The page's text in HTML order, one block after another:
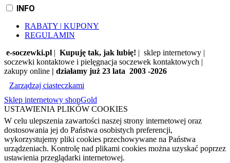
INFO
RABATY | KUPONY
REGULAMIN
e-soczewki.pl | Kupuję tak, jak lubię! | sklep internetowy |
soczewki kontaktowe i pielęgnacja soczewek kontaktowych |
zakupy online | działamy już 23 lata 2003 -2026
Zarządzaj ciasteczkami
Sklep internetowy shopGold
USTAWIENIA PLIKÓW COOKIES
W celu ulepszenia zawartości naszej strony internetowej oraz
dostosowania jej do Państwa osobistych preferencji,
wykorzystujemy pliki cookies przechowywane na Państwa
urządzeniach. Kontrolę nad plikami cookies można uzyskać poprzez
ustawienia przeglądarki internetowej.